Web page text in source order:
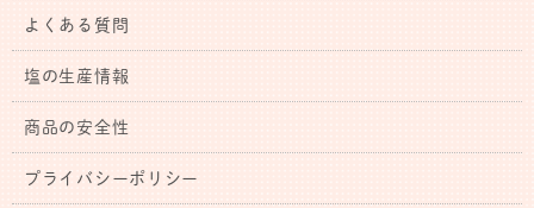
よくある質問
塩の生産情報
商品の安全性
プライバシーポリシー